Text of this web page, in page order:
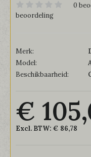
0
beoordeling
Merk:
Model:
Beschikbaarheid:
€
Excl. BTW: € 86,78